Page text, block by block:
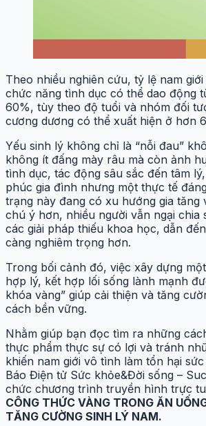
Theo nhiều nghiên cứu, tỷ lệ nam
chức năng tình dục có thể dao động
60%, tùy theo độ tuổi và nhóm đối
cương dương có thể xuất hiện ở hơn
Yếu sinh lý không chỉ là “nỗi đau”
không ít đấng mày râu mà còn ảnh
tình dục, tác động sâu sắc đến tâm
phúc gia đình nhưng một thực tế
trạng này đang có xu hướng gia tăng
chú ý hơn, nhiều người vẫn ngại chia
các giải pháp thiếu khoa học, dẫn
càng nghiêm trọng hơn.
Trong bối cảnh đó, việc xây dựng
hợp lý, kết hợp lối sống lành mạnh
khóa vàng” giúp cải thiện và tăng
cách bền vững.
Nhằm giúp bạn đọc tìm ra những
thực phẩm thực sự có lợi và tránh
khiến nam giới vô tình làm tổn hại
Báo Điện tử Sức khỏe&Đời sống –
chức chương trình truyền hình trực
CÔNG THỨC VÀNG TRONG ĂN
TĂNG CƯỜNG SINH LÝ NAM.